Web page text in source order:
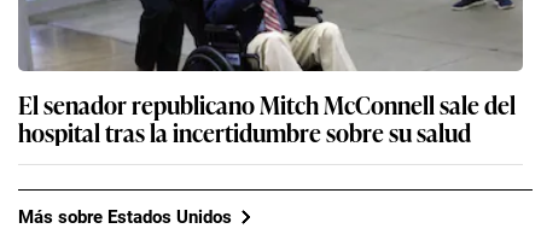
El senador republicano Mitch McConnell sale del
hospital tras la incertidumbre sobre su salud
Más sobre Estados Unidos